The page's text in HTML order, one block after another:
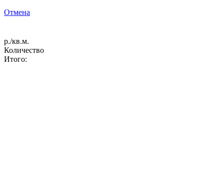
Отмена
р./кв.м.
Количество
Итого: